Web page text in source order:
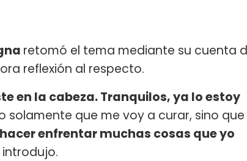
retomó el tema mediante su cuenta
reflexión al respecto.
en la cabeza. Tranquilos, ya lo estoy
solamente que me voy a curar, sino que
enfrentar muchas cosas que yo
introdujo.